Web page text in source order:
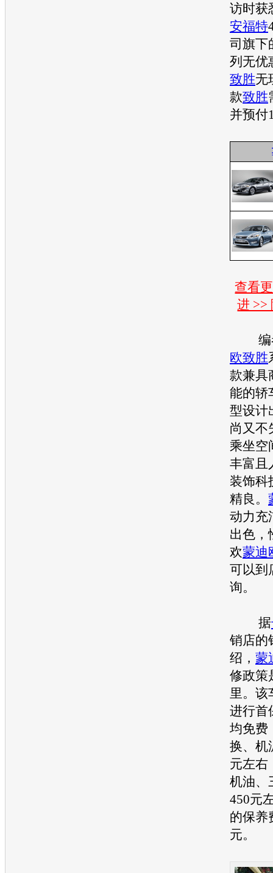
访时获
安福特
司旗下
列无优
致胜无
款致胜
并预付
查看
进 >>
编
欧致胜
款兼具
能的轿
型设计
尚又不
乘坐空
丰富且
装饰科
精良。
动力充
出色，
欢蒙迪
可以到
询。
据
销店的
绍， 蒙
修政策
里。该
进行首
均免费
换、机
元左右
机油、
450元
的保养
元。